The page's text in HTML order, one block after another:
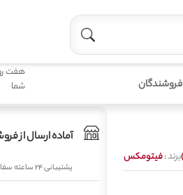
فروشندگان
شما
فروشگاه
برند :فیتومکس
آماده ارسال از
پشتیبانی 24 ساعته سفارش